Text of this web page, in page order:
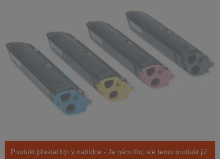
Produkt přestal být v nabídce - Je nám líto, ale tento produkt již